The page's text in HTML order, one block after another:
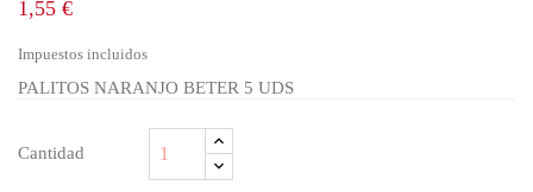
1,55 €
Impuestos incluidos
PALITOS NARANJO BETER 5 UDS
Cantidad